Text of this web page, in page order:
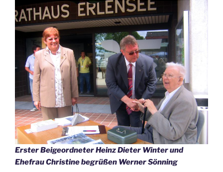
Erster Beigeordneter Heinz Dieter Winter und
Ehefrau Christine begrüßen Werner Sönning